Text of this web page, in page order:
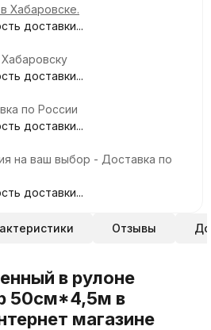
Хабаровске.
доставки...
доставки...
по России
доставки...
на ваш выбор - Доставка по
доставки...
Отзывы
в рулоне
50см*4,5м в
магазине